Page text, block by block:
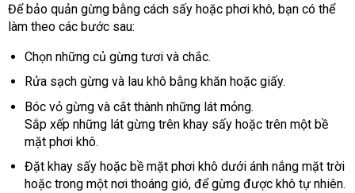
Để bảo quản gừng bằng cách sấy hoặc phơi khô, bạn có thể
làm theo các bước sau:
Chọn những củ gừng tươi và chắc.
Rửa sạch gừng và lau khô bằng khăn hoặc giấy.
Bóc vỏ gừng và cắt thành những lát mỏng.
Sắp xếp những lát gừng trên khay sấy hoặc trên một bề
mặt phơi khô.
Đặt khay sấy hoặc bề mặt phơi khô dưới ánh nắng mặt trời
hoặc trong một nơi thoáng gió, để gừng được khô tự nhiên.